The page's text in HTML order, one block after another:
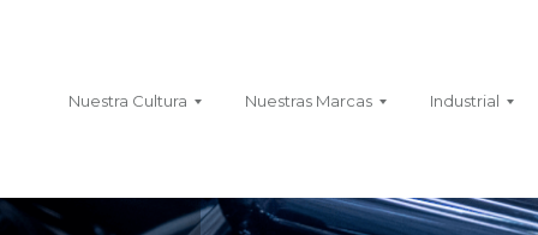
Nuestra Cultura Nuestras Marcas Industrial